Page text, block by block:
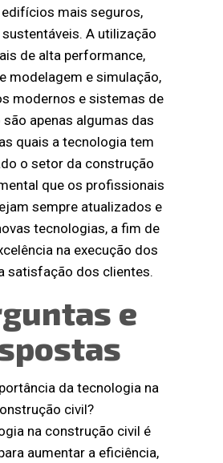
mais seguros,
A utilização
de alta performance,
modelagem e simulação,
modernos e sistemas de
apenas algumas das
quais a tecnologia tem
o setor da construção
que os profissionais
sempre atualizados e
tecnologias, a fim de
na execução dos
satisfação dos clientes.
e
da tecnologia na
civil?
na construção civil é
aumentar a eficiência,